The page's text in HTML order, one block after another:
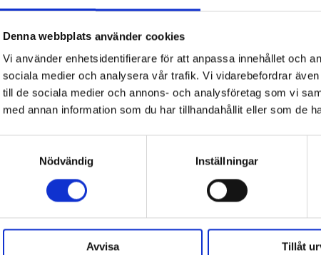
Denna webbplats använder cookies
Vi använder enhetsidentifierare för att anpassa innehållet och
sociala medier och analysera vår trafik. Vi vidarebefordrar
till de sociala medier och annons- och analysföretag som vi
med annan information som du har tillhandahållit eller som de
Nödvändig
Inställningar
Avvisa Tillåt
om produkt Recensioner
vid uppvärmning.
eller omtöcknad.
utmärkt vidhäftning och korrosionsskydd. Rekommenderas